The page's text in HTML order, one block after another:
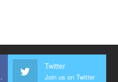
kami
Twitter
Join us on Twitter